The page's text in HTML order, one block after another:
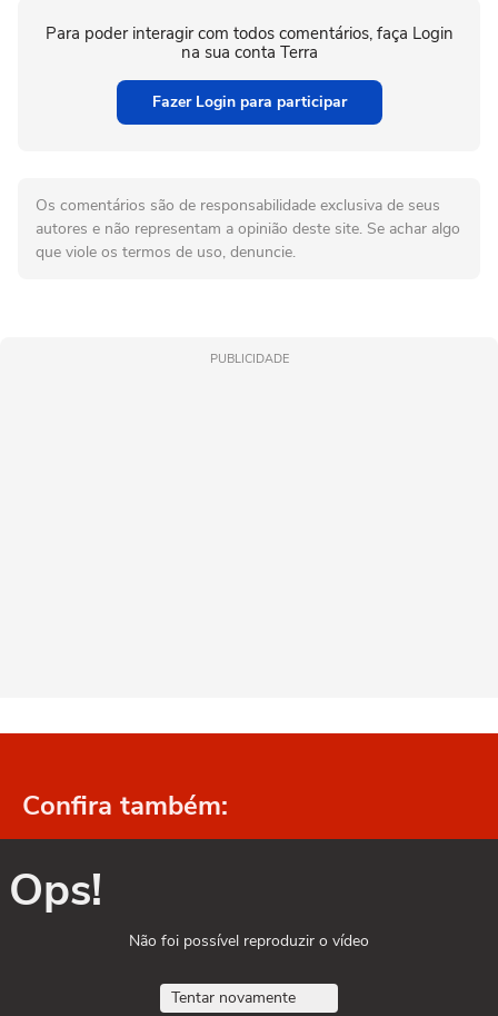
Para poder interagir com todos comentários, faça Login
na sua conta Terra
Fazer Login para participar
Os comentários são de responsabilidade exclusiva de seus
autores e não representam a opinião deste site. Se achar algo
que viole os termos de uso, denuncie.
PUBLICIDADE
Confira também:
Ops!
Não foi possível reproduzir o vídeo
Tentar novamente